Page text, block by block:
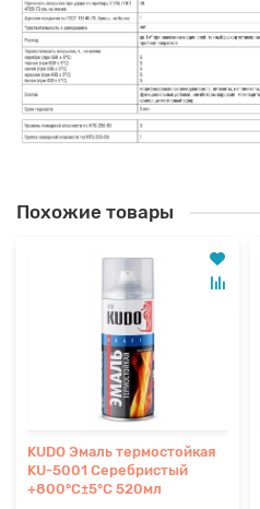
Похожие товары
KUDO Эмаль термостойкая
KU-5001 Серебристый
+800°С±5°С 520мл